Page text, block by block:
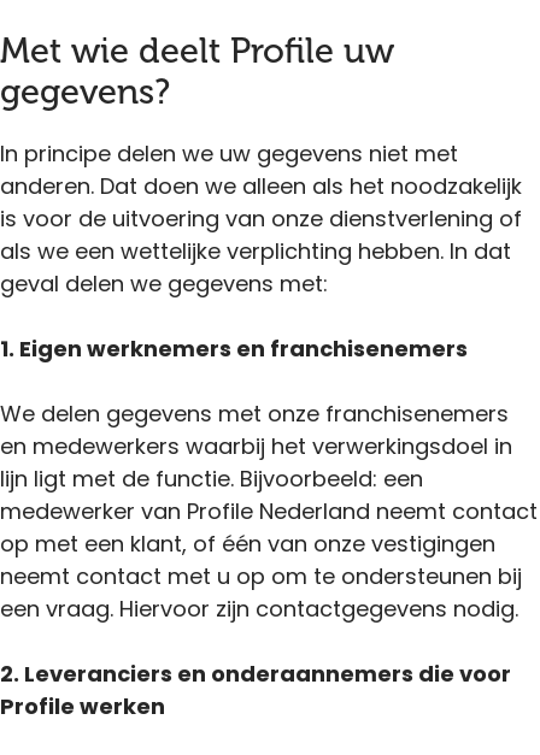
Met wie deelt Profile uw
gegevens?
In principe delen we uw gegevens niet met
anderen. Dat doen we alleen als het noodzakelijk
is voor de uitvoering van onze dienstverlening of
als we een wettelijke verplichting hebben. In dat
geval delen we gegevens met:
1. Eigen werknemers en franchisenemers
We delen gegevens met onze franchisenemers
en medewerkers waarbij het verwerkingsdoel in
lijn ligt met de functie. Bijvoorbeeld: een
medewerker van Profile Nederland neemt contact
op met een klant, of één van onze vestigingen
neemt contact met u op om te ondersteunen bij
een vraag. Hiervoor zijn contactgegevens nodig.
2. Leveranciers en onderaannemers die voor
Profile werken